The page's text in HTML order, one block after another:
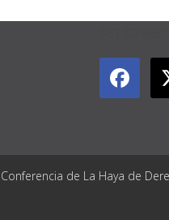
de La Haya de